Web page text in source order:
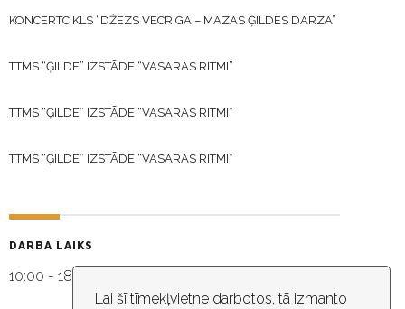
Lai šī tīmekļvietne darbotos, tā izmanto
KONCERTCIKLS “DŽEZS VECRĪGĀ – MAZĀS ĢILDES DĀRZĀ”
TTMS “ĢILDE” IZSTĀDE “VASARAS RITMI”
TTMS “ĢILDE” IZSTĀDE “VASARAS RITMI”
TTMS “ĢILDE” IZSTĀDE “VASARAS RITMI”
DARBA LAIKS
10:00 - 18:30